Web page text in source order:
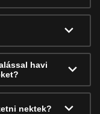
havi
nektek?